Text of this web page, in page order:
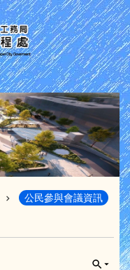
公民參與會議資訊